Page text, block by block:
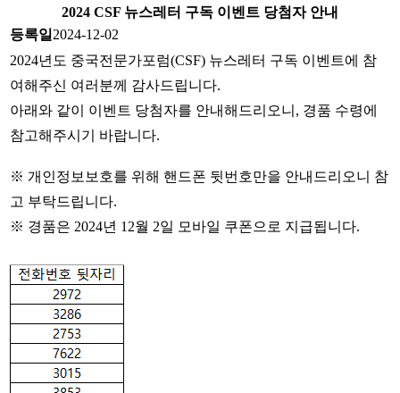
2024 CSF 뉴스레터 구독 이벤트 당첨자 안내
등록일 2024-12-02
2024년도 중국전문가포럼(CSF) 뉴스레터 구독 이벤트에 참
여해주신 여러분께 감사드립니다.
아래와 같이 이벤트 당첨자를 안내해드리오니, 경품 수령에
참고해주시기 바랍니다.
※ 개인정보보호를 위해 핸드폰 뒷번호만을 안내드리오니 참
고 부탁드립니다.
※ 경품은 2024년 12월 2일 모바일 쿠폰으로 지급됩니다.